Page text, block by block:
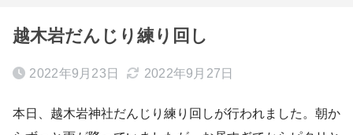
越木岩だんじり練り回し
2022年9月23日 2022年9月27日
本日、越木岩神社だんじり練り回しが行われました。朝か